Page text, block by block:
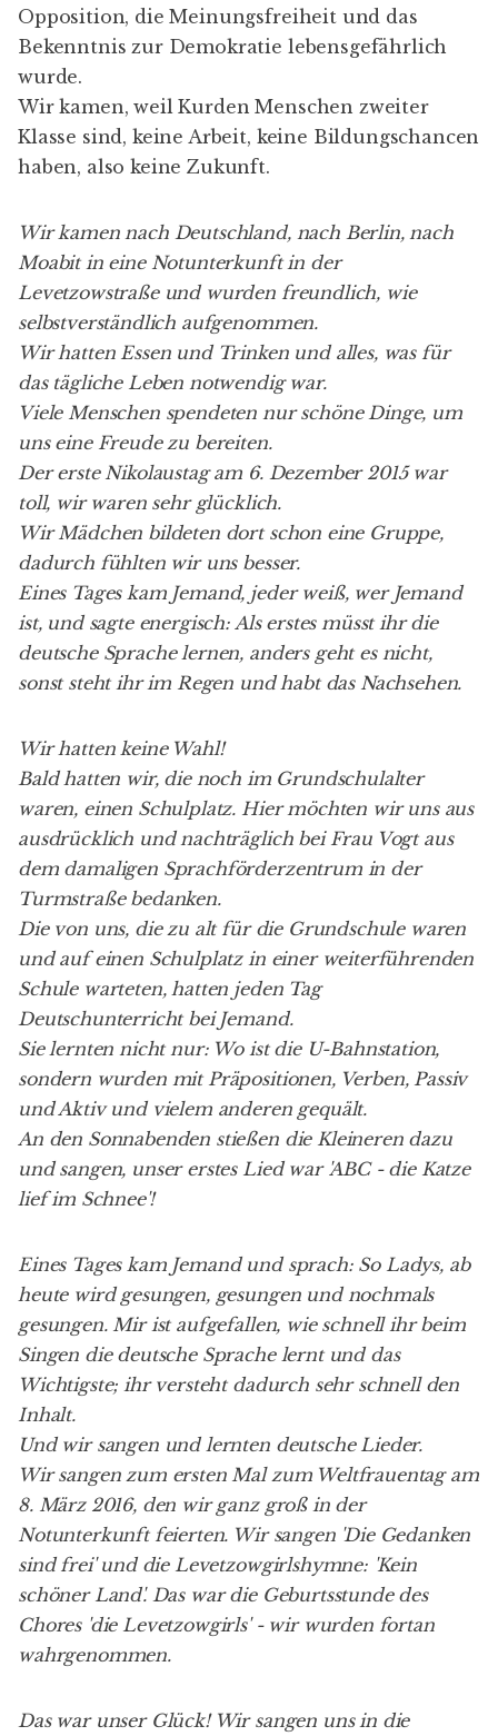
Opposition, die Meinungsfreiheit und das
Bekenntnis zur Demokratie lebensgefährlich
wurde.
Wir kamen, weil Kurden Menschen zweiter
Klasse sind, keine Arbeit, keine Bildungschancen
haben, also keine Zukunft.
Wir kamen nach Deutschland, nach Berlin, nach
Moabit in eine Notunterkunft in der
Levetzowstraße und wurden freundlich, wie
selbstverständlich aufgenommen.
Wir hatten Essen und Trinken und alles, was für
das tägliche Leben notwendig war.
Viele Menschen spendeten nur schöne Dinge, um
uns eine Freude zu bereiten.
Der erste Nikolaustag am 6. Dezember 2015 war
toll, wir waren sehr glücklich.
Wir Mädchen bildeten dort schon eine Gruppe,
dadurch fühlten wir uns besser.
Eines Tages kam Jemand, jeder weiß, wer Jemand
ist, und sagte energisch: Als erstes müsst ihr die
deutsche Sprache lernen, anders geht es nicht,
sonst steht ihr im Regen und habt das Nachsehen.
Wir hatten keine Wahl!
Bald hatten wir, die noch im Grundschulalter
waren, einen Schulplatz. Hier möchten wir uns aus
ausdrücklich und nachträglich bei Frau Vogt aus
dem damaligen Sprachförderzentrum in der
Turmstraße bedanken.
Die von uns, die zu alt für die Grundschule waren
und auf einen Schulplatz in einer weiterführenden
Schule warteten, hatten jeden Tag
Deutschunterricht bei Jemand.
Sie lernten nicht nur: Wo ist die U-Bahnstation,
sondern wurden mit Präpositionen, Verben, Passiv
und Aktiv und vielem anderen gequält.
An den Sonnabenden stießen die Kleineren dazu
und sangen, unser erstes Lied war 'ABC - die Katze
lief im Schnee'!
Eines Tages kam Jemand und sprach: So Ladys, ab
heute wird gesungen, gesungen und nochmals
gesungen. Mir ist aufgefallen, wie schnell ihr beim
Singen die deutsche Sprache lernt und das
Wichtigste; ihr versteht dadurch sehr schnell den
Inhalt.
Und wir sangen und lernten deutsche Lieder.
Wir sangen zum ersten Mal zum Weltfrauentag am
8. März 2016, den wir ganz groß in der
Notunterkunft feierten. Wir sangen 'Die Gedanken
sind frei' und die Levetzowgirlshymne: 'Kein
schöner Land'. Das war die Geburtsstunde des
Chores 'die Levetzowgirls' - wir wurden fortan
wahrgenommen.
Das war unser Glück! Wir sangen uns in die